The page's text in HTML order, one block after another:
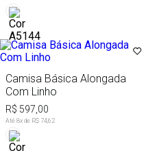
Camisa Básica Alongada
Com Linho
R$ 597,00
Até 8x de R$ 74,62